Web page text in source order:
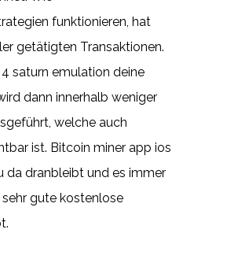
funktionieren, hat
getätigten Transaktionen.
saturn emulation deine
dann innerhalb weniger
welche auch
ist. Bitcoin miner app ios
da dranbleibt und es immer
sehr gute kostenlose